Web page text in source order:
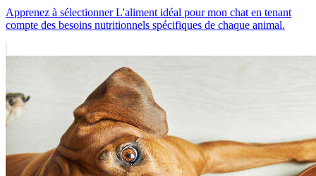
Apprenez à sélectionner L'aliment idéal pour mon chat en tenant
compte des besoins nutritionnels spécifiques de chaque animal.